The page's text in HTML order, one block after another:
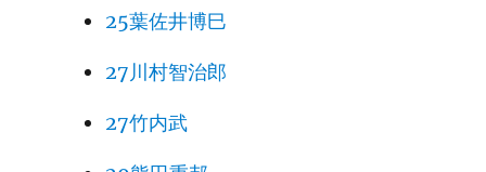
25葉佐井博巳
27川村智治郎
27竹内武